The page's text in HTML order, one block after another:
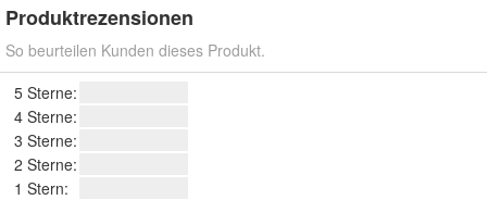
Produktrezensionen
So beurteilen Kunden dieses Produkt.
5 Sterne:
4 Sterne:
3 Sterne:
2 Sterne:
1 Stern: